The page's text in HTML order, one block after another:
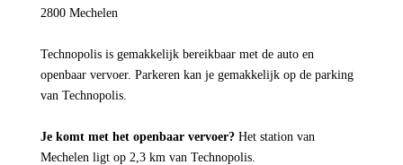
2800 Mechelen
Technopolis is gemakkelijk bereikbaar met de auto en
openbaar vervoer. Parkeren kan je gemakkelijk op de parking
van Technopolis.
Je komt met het openbaar vervoer?Het station van
Mechelen ligt op 2,3 km van Technopolis.